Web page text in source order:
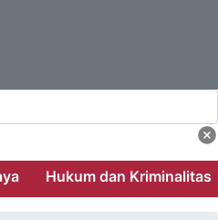
Hukum dan Kriminalitas